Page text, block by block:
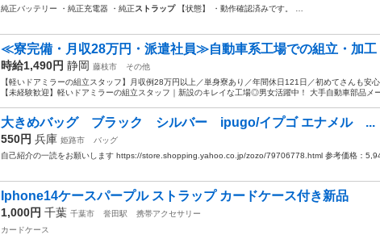
純正バッテリー ・純正充電器 ・純正ストラップ【状態】 ・動作確認済みです。 …
≪寮完備・月収28万円・派遣社員≫自動車系工場での組立・加工
時給1,490円 静岡 藤枝市
その他
【軽いドアミラーの組立スタッフ】月収例28万円以上／単身寮あり／年間休日121日／初めてさんも安
【未経験歓迎】軽いドアミラーの組立スタッフ｜新設のキレイな工場◎男女活躍中！ 大手自動車部品メ
大きめバッグ ブラック シルバー ipugo/イプゴ エナメル ...
550円 兵庫 姫路市
バッグ
自己紹介の一読をお願いします https://store.shopping.yahoo.co.jp/zozo/79706778.html 参考価格：
Iphone14ケースパープル ストラップ カードケース付き新品
1,000円 千葉 千葉市 誉田駅
携帯アクセサリー
カードケース